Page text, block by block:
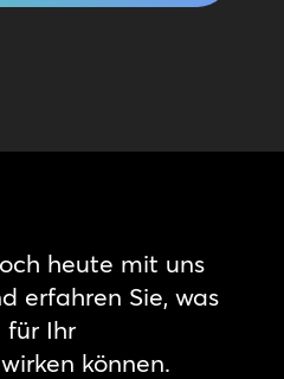
heute mit uns
erfahren Sie, was
für Ihr
können.